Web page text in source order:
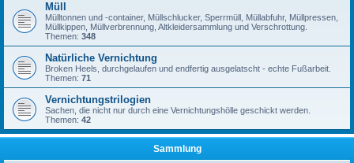
Müll
Mülltonnen und -container, Müllschlucker, Sperrmüll, Müllabfuhr, Müllpressen,
Müllkippen, Müllverbrennung, Altkleidersammlung und Verschrottung.
Themen: 348
Natürliche Vernichtung
Broken Heels, durchgelaufen und endfertig ausgelatscht - echte Fußarbeit.
Themen: 71
Vernichtungstrilogien
Sachen, die nicht nur durch eine Vernichtungshölle geschickt werden.
Themen: 42
Sammlung